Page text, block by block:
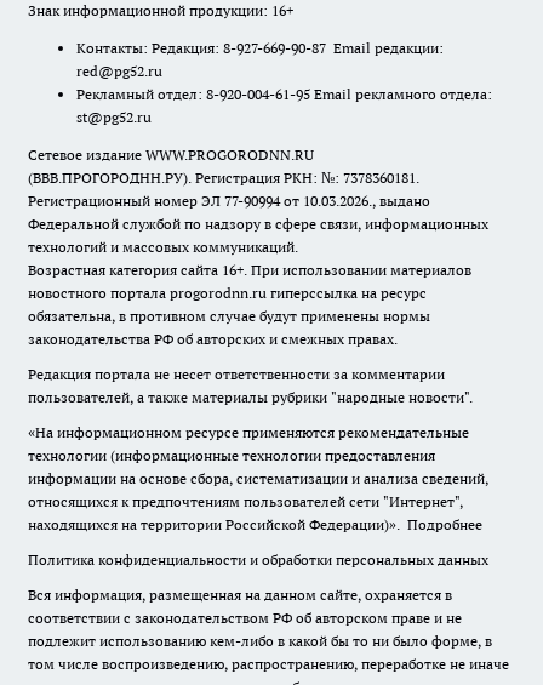
Знак информационной продукции: 16+
Контакты: Редакция: 8-927-669-90-87 Email редакции:
red@pg52.ru
Рекламный отдел: 8-920-004-61-95 Email рекламного отдела:
st@pg52.ru
Сетевое издание WWW.PROGORODNN.RU
(ВВВ.ПРОГОРОДНН.РУ). Регистрация РКН: №: 7378360181.
Регистрационный номер ЭЛ 77-90994 от 10.03.2026., выдано
Федеральной службой по надзору в сфере связи, информационных
технологий и массовых коммуникаций.
Возрастная категория сайта 16+. При использовании материалов
новостного портала progorodnn.ru гиперссылка на ресурс
обязательна, в противном случае будут применены нормы
законодательства РФ об авторских и смежных правах.
Редакция портала не несет ответственности за комментарии
пользователей, а также материалы рубрики "народные новости".
«На информационном ресурсе применяются рекомендательные
технологии (информационные технологии предоставления
информации на основе сбора, систематизации и анализа сведений,
относящихся к предпочтениям пользователей сети "Интернет",
находящихся на территории Российской Федерации)». Подробнее
Политика конфиденциальности и обработки персональных данных
Вся информация, размещенная на данном сайте, охраняется в
соответствии с законодательством РФ об авторском праве и не
подлежит использованию кем-либо в какой бы то ни было форме, в
том числе воспроизведению, распространению, переработке не иначе